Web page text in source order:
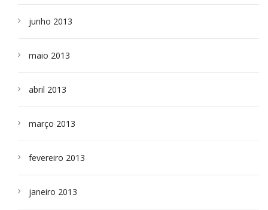
junho 2013
maio 2013
abril 2013
março 2013
fevereiro 2013
janeiro 2013